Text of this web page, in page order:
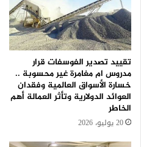
تقييد تصدير الفوسفات قرار
مدروس ام مغامرة غير محسوبة ..
خسارة الأسواق العالمية وفقدان
العوائد الدولارية وتأثر العمالة أهم
الخاطر
20 يوليو، 2026